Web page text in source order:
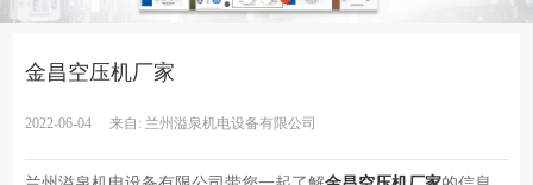
金昌空压机厂家
2022-06-04 来自: 兰州溢泉机电设备有限公司